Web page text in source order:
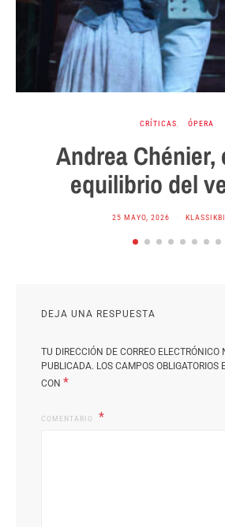
CRÍTICAS ÓPERA
Andrea
equilibrio del
25 MAYO, 2026
DEJA UNA RESPUESTA
TU DIRECCIÓN DE CORREO ELECTRÓNICO
PUBLICADA. LOS CAMPOS OBLIGATORIOS
CON *
COMENTARIO